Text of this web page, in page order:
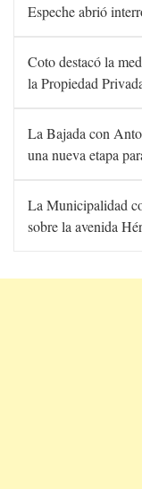
Espeche abrió
Coto destacó la
la Propiedad
La Bajada con
una nueva etapa
La Municipalidad
sobre la avenida